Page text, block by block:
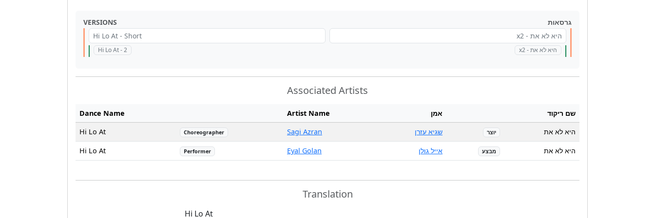
VERSIONS
גרסאות
Hi Lo At - Short
Hi Lo At - 2
היא לא את - x2
היא לא את - x2
Associated Artists
Dance Name Artist Name אמן
שם ריקוד
Hi Lo At
Choreographer Sagi Azran שגיא עזרן יוצר היא לא את
Hi Lo At Performer Eyal Golan אייל גולן מבצע היא לא את
Translation
Hi Lo At